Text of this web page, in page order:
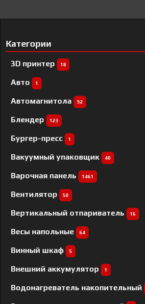
Категории
3D принтер 18
Авто 1
Автомагнитола 92
Блендер 123
Бургер-пресс 1
Вакуумный упаковщик 40
Варочная панель 1461
Вентилятор 50
Вертикальный отпариватель 16
Весы напольные 64
Винный шкаф 5
Внешний аккумулятор 1
Водонагреватель накопительный